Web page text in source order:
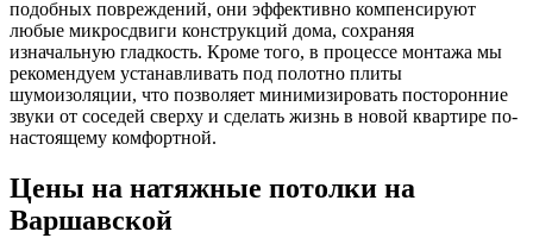
подобных повреждений, они эффективно компенсируют
любые микросдвиги конструкций дома, сохраняя
изначальную гладкость. Кроме того, в процессе монтажа мы
рекомендуем устанавливать под полотно плиты
шумоизоляции, что позволяет минимизировать посторонние
звуки от соседей сверху и сделать жизнь в новой квартире по-
настоящему комфортной.
Цены на натяжные потолки на
Варшавской